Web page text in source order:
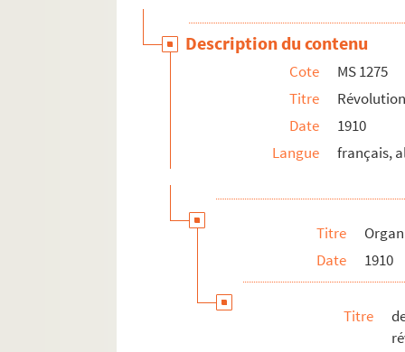
Description du contenu
Cote
MS 1275
Titre
Date
1910
Langue
français,
Titre
Date
1910
Titre